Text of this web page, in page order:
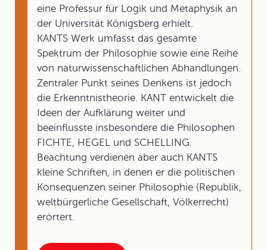
eine Professur für Logik und Metaphysik an
der Universität Königsberg erhielt.
KANTS Werk umfasst das gesamte
Spektrum der Philosophie sowie eine Reihe
von naturwissenschaftlichen Abhandlungen.
Zentraler Punkt seines Denkens ist jedoch
die Erkenntnistheorie. KANT entwickelt die
Ideen der Aufklärung weiter und
beeinflusste insbesondere die Philosophen
FICHTE, HEGEL und SCHELLING.
Beachtung verdienen aber auch KANTS
kleine Schriften, in denen er die politischen
Konsequenzen seiner Philosophie (Republik,
weltbürgerliche Gesellschaft, Völkerrecht)
erörtert.